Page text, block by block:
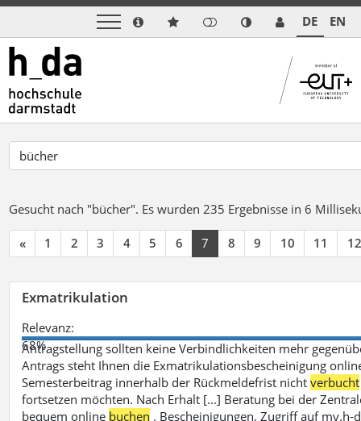
DE EN
Gesucht nach "bücher". Es wurden 235 Ergebnisse in 6
« 1 2 3 4 5 6 7 8 9 10 11 12
Exmatrikulation
Relevanz:
68%
Antragstellung sollten keine Verbindlichkeiten mehr
Antrags steht Ihnen die Exmatrikulationsbescheinigung
Semesterbeitrag innerhalb der Rückmeldefrist nichtverbucht
fortsetzen möchten. Nach Erhalt [...] Beratung bei der
bequem online buchen . Bescheinigungen, Zugriff auf